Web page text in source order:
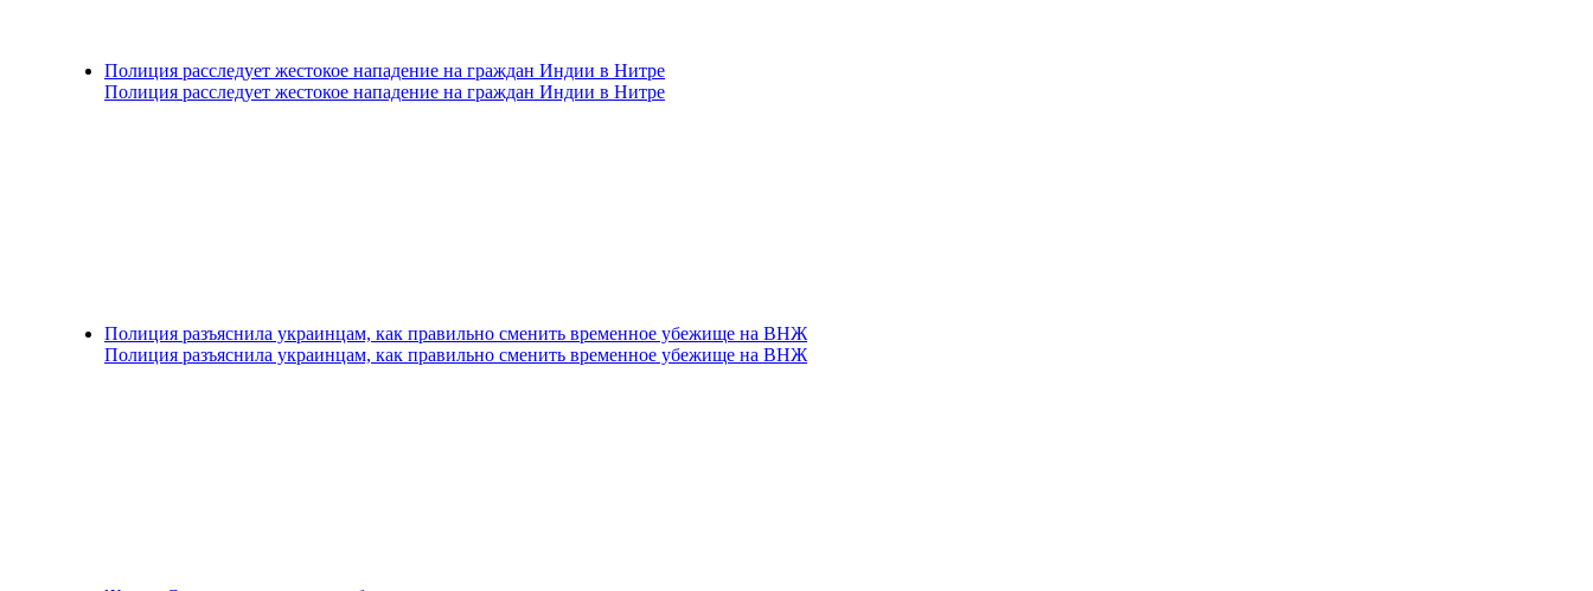
Полиция расследует жестокое нападение на граждан Индии в Нитре
Полиция расследует жестокое нападение на граждан Индии в Нитре
Полиция разъяснила украинцам, как правильно сменить временное убежище на ВНЖ
Полиция разъяснила украинцам, как правильно сменить временное убежище на ВНЖ